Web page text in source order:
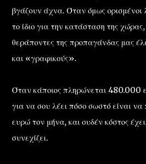
βγάζουν άχνα. Όταν όμως ορισμένοι
το ίδιο για την κατάσταση της χώρας,
θεράποντες της προπαγάνδας μας
και «γραφικούς».
Όταν κάποιος πληρώνεται 480.000
για να σου λέει πόσο σωστό είναι
ευρώ τον μήνα, και ουδέν κόστος
συνεχίζει.